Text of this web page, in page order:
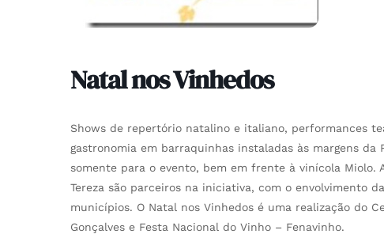
Natal nos Vinhedos
Shows de repertório natalino e italiano, performances
gastronomia em barraquinhas instaladas às margens
somente para o evento, bem em frente à vinícola Miolo.
Tereza são parceiros na iniciativa, com o envolvimento
municípios. O Natal nos Vinhedos é uma realização do
Gonçalves e Festa Nacional do Vinho – Fenavinho.